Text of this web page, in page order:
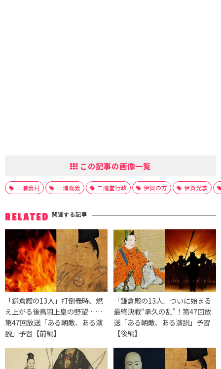
この記事の画像一覧
三浦義村 三浦胤義 二階堂行政 伊賀の方 伊賀光季
RELATED 関連する記事
「鎌倉殿の13人」打倒義時、燃
え上がる後鳥羽上皇の野望……
第47回放送「ある朝敵、ある演
説」予習【前編】
「鎌倉殿の13人」ついに始まる
最終決戦“承久の乱”！第47回放
送「ある朝敵、ある演説」予習
【後編】